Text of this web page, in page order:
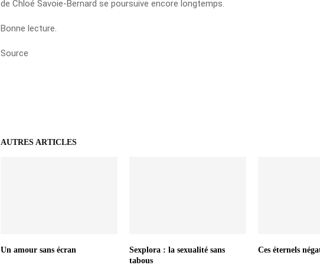
de Chloé Savoie-Bernard se poursuive encore longtemps.
Bonne lecture.
Source
AUTRES ARTICLES
Un amour sans écran
Sexplora : la sexualité sans
tabous
Ces éternels